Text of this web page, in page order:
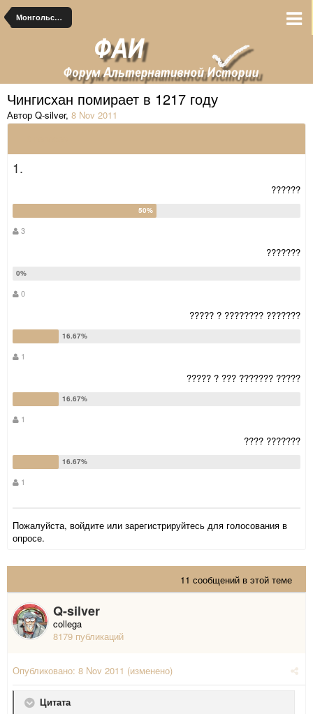
Монгольские альтернативы
Чингисхан помирает в 1217 году
Автор Q-silver, 8 Nov 2011
1.
??????
3
???????
0
????? ? ???????? ???????
1
????? ? ??? ??????? ?????
1
???? ???????
1
Пожалуйста, войдите или зарегистрируйтесь для голосования в
опросе.
11 сообщений в этой теме
Q-silver
collega
8179 публикаций
Опубликовано: 8 Nov 2011 (изменено)
Цитата